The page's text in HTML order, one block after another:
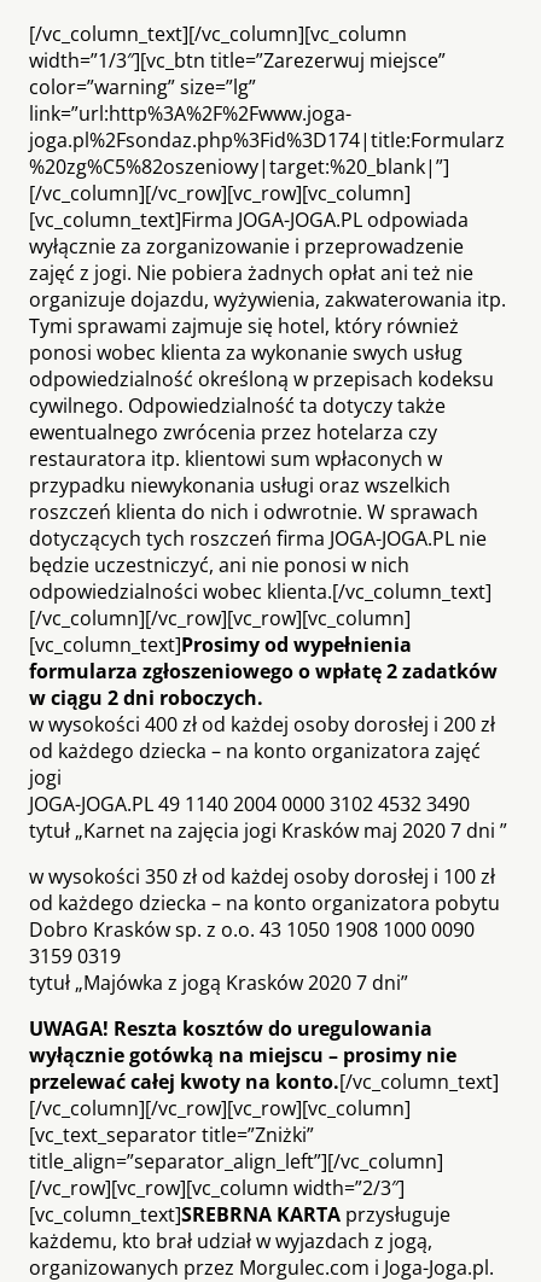
[/vc_column_text][/vc_column][vc_column
width=”1/3″][vc_btn title=”Zarezerwuj miejsce”
color=”warning” size=”lg”
link=”url:http%3A%2F%2Fwww.joga-
joga.pl%2Fsondaz.php%3Fid%3D174|title:Formularz
%20zg%C5%82oszeniowy|target:%20_blank|”]
[/vc_column][/vc_row][vc_row][vc_column]
[vc_column_text]Firma JOGA-JOGA.PL odpowiada
wyłącznie za zorganizowanie i przeprowadzenie
zajęć z jogi. Nie pobiera żadnych opłat ani też nie
organizuje dojazdu, wyżywienia, zakwaterowania itp.
Tymi sprawami zajmuje się hotel, który również
ponosi wobec klienta za wykonanie swych usług
odpowiedzialność określoną w przepisach kodeksu
cywilnego. Odpowiedzialność ta dotyczy także
ewentualnego zwrócenia przez hotelarza czy
restauratora itp. klientowi sum wpłaconych w
przypadku niewykonania usługi oraz wszelkich
roszczeń klienta do nich i odwrotnie. W sprawach
dotyczących tych roszczeń firma JOGA-JOGA.PL nie
będzie uczestniczyć, ani nie ponosi w nich
odpowiedzialności wobec klienta.[/vc_column_text]
[/vc_column][/vc_row][vc_row][vc_column]
[vc_column_text]Prosimy od wypełnienia
formularza zgłoszeniowego o wpłatę 2 zadatków
w ciągu 2 dni roboczych.
w wysokości 400 zł od każdej osoby dorosłej i 200 zł
od każdego dziecka – na konto organizatora zajęć
jogi
JOGA-JOGA.PL 49 1140 2004 0000 3102 4532 3490
tytuł „Karnet na zajęcia jogi Krasków maj 2020 7 dni ”
w wysokości 350 zł od każdej osoby dorosłej i 100 zł
od każdego dziecka – na konto organizatora pobytu
Dobro Krasków sp. z o.o. 43 1050 1908 1000 0090
3159 0319
tytuł „Majówka z jogą Krasków 2020 7 dni”
UWAGA! Reszta kosztów do uregulowania
wyłącznie gotówką na miejscu – prosimy nie
przelewać całej kwoty na konto.[/vc_column_text]
[/vc_column][/vc_row][vc_row][vc_column]
[vc_text_separator title=”Zniżki”
title_align=”separator_align_left”][/vc_column]
[/vc_row][vc_row][vc_column width=”2/3″]
[vc_column_text]SREBRNA KARTA przysługuje
każdemu, kto brał udział w wyjazdach z jogą,
organizowanych przez Morgulec.com i Joga-Joga.pl.